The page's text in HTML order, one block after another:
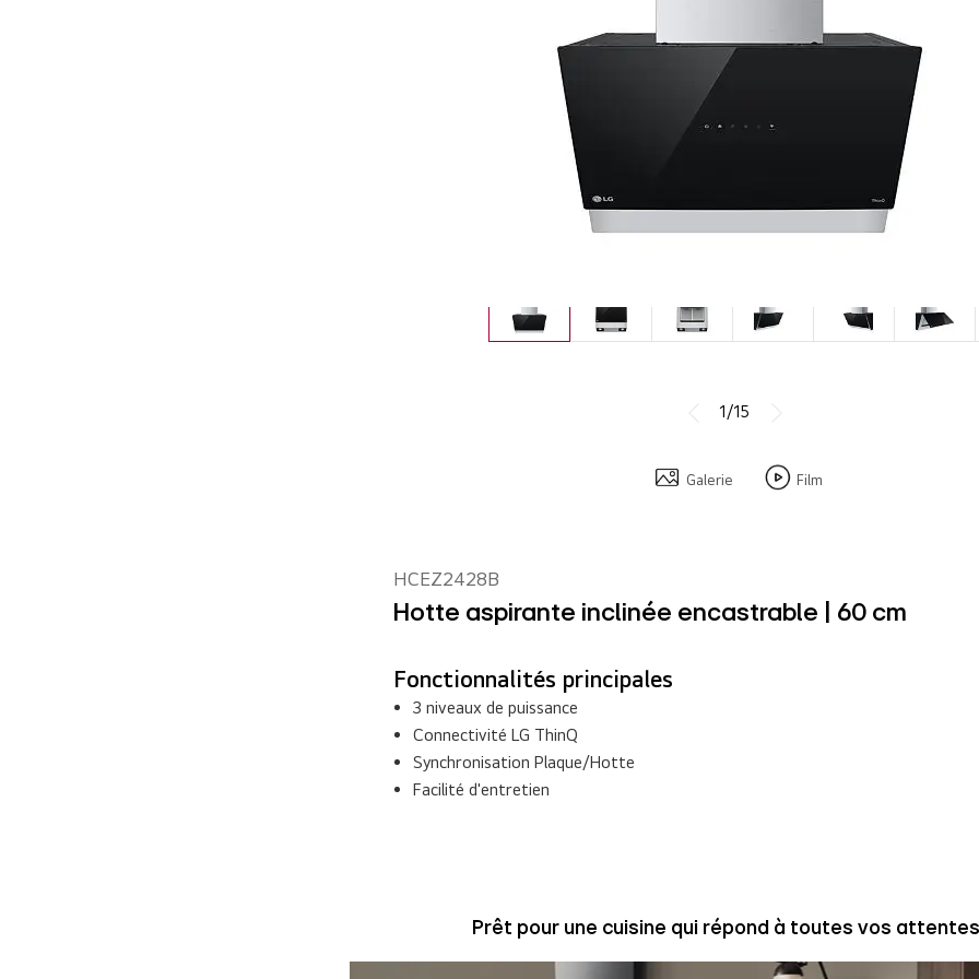
1/15
Galerie Film
HCEZ2428B
Hotte aspirante inclinée encastrable | 60 cm
Fonctionnalités principales
3 niveaux de puissance
Connectivité LG ThinQ
Synchronisation Plaque/Hotte
Facilité d'entretien
Prêt pour une cuisine qui répond à toutes vos